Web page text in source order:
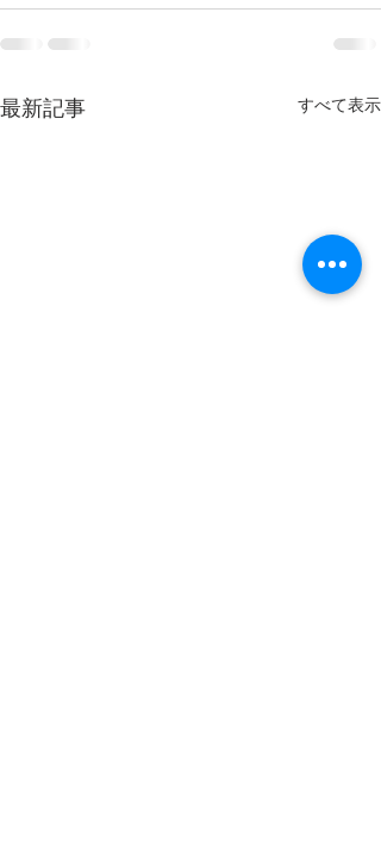
最新記事 すべて表示